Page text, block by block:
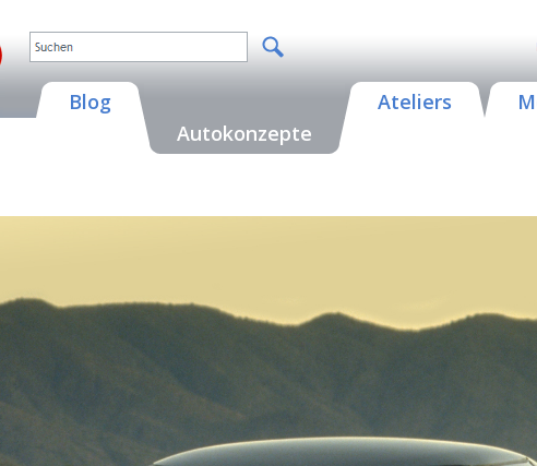
Blog
Autokonzepte
Ateliers